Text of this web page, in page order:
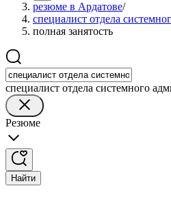
резюме в Ардатове/
специалист отдела
полная занятость
специалист отдела системного
Резюме
Найти